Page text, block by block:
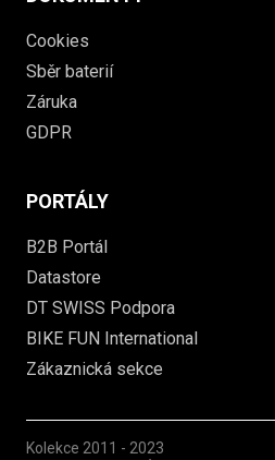
Cookies
Sběr baterií
Záruka
GDPR
PORTÁLY
B2B Portál
Datastore
DT SWISS Podpora
BIKE FUN International
Zákaznická sekce
Kolekce 2011 - 2023